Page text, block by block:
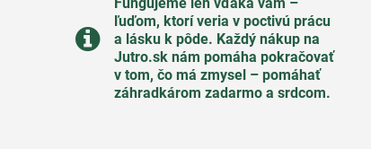
ľuďom, ktorí veria v poctivú prácu
a lásku k pôde​. Každý nákup na
Jutro​.sk nám pomáha pokračovať
v tom, čo má zmysel – pomáhať
záhradkárom zadarmo a srdcom​.